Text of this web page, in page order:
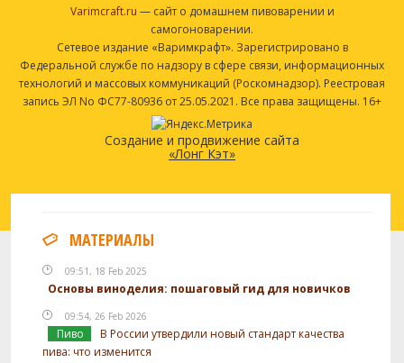
Varimcraft.ru — сайт о домашнем пивоварении и
самогоноварении.
Сетевое издание «Варимкрафт». Зарегистрировано в
Федеральной службе по надзору в сфере связи, информационных
технологий и массовых коммуникаций (Роскомнадзор). Реестровая
запись ЭЛ No ФС77-80936 от 25.05.2021. Все права защищены. 16+
Создание и продвижение сайта
«Лонг Кэт»
МАТЕРИАЛЫ
09:51, 18 Feb 2025
Основы виноделия: пошаговый гид для новичков
09:54, 26 Feb 2026
Пиво
В России утвердили новый стандарт качества
пива: что изменится